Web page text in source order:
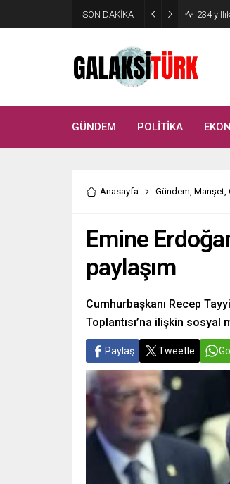
SON DAKİKA 234
GÜNDEM POLİTİKA
Anasayfa Gündem, Manşet,
Emine
paylaşım
Cumhurbaşkanı Recep
Toplantısı’na ilişkin sosyal
Paylaş Tweetle